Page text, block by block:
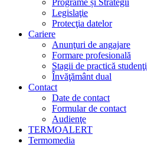
Programe și Strategii
Legislaţie
Protecţia datelor
Cariere
Anunţuri de angajare
Formare profesională
Stagii de practică studenţi
Învăţământ dual
Contact
Date de contact
Formular de contact
Audienţe
TERMOALERT
Termomedia